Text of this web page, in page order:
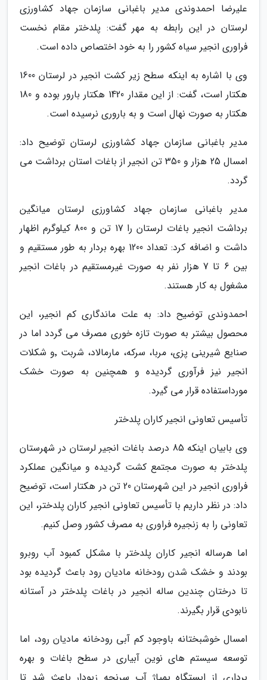
علیرضا احمدوندی مدیر باغبانی سازمان جهاد کشاورزی
لرستان در این رابطه به مهر گفت: پلدختر مقام نخست
فراوری انجیر سیاه کشور را به خود اختصاص داده است.
وی با اشاره به اینکه سطح زیر کشت انجیر در لرستان 1600
هکتار است، گفت: از این مقدار 1420 هکتار بارور بوده و 180
هکتار به صورت نهال است و به باروری نرسیده است.
مدیر باغبانی سازمان جهاد کشاورزی لرستان توضیح داد:
امسال 25 هزار و 350 تن انجیر از باغات استان برداشت می
گردد.
مدیر باغبانی سازمان جهاد کشاورزی لرستان میانگین
برداشت انجیر باغات لرستان را 17 تن و 800 کیلوگرم اظهار
داشت و اضافه کرد: تعداد 1200 بهره بردار به طور مستقیم و
بین 6 تا 7 هزار نفر به صورت غیرمستقیم در باغات انجیر
مشغول به کار هستند.
احمدوندی توضیح داد: به علت ماندگاری کم انجیر، این
محصول بیشتر به صورت تازه خوری مصرف می گردد اما در
صنایع شیرینی پزی، مربا، سرکه، مارمالاد، شربت ٬و شکلات
انجیر نیز فرآوری گردیده و همچنین به صورت خشک
مورداستفاده قرار می گیرد.
تأسیس تعاونی انجیر کاران پلدختر
وی بابیان اینکه 85 درصد باغات انجیر لرستان در شهرستان
پلدختر به صورت مجتمع کشت گردیده و میانگین عملکرد
فراوری انجیر در این شهرستان 20 تن در هکتار است، توضیح
داد: در نظر داریم با تأسیس تعاونی انجیر کاران پلدختر، این
تعاونی را به زنجیره فراوری به مصرف کشور وصل کنیم.
اما هرساله انجیر کاران پلدختر با مشکل کمبود آب روبرو
بودند و خشک شدن رودخانه مادیان رود باعث گردیده بود
تا درختان چندین ساله انجیر در باغات پلدختر در آستانه
نابودی قرار بگیرند.
امسال خوشبختانه باوجود کم آبی رودخانه مادیان رود، اما
توسعه سیستم های نوین آبیاری در سطح باغات و بهره